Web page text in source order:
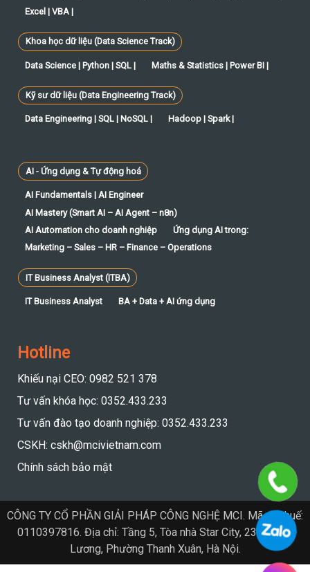
Excel | VBA |
Khoa học dữ liệu (Data Science Track)
Data Science | Python | SQL | Maths & Statistics | Power BI |
Kỹ sư dữ liệu (Data Engineering Track)
Data Engineering | SQL | NoSQL | Hadoop | Spark |
AI - Ứng dụng & Tự động hoá
AI Fundamentals | AI Engineer
AI Mastery (Smart AI – AI Agent – n8n)
AI Automation cho doanh nghiệp
Ứng dụng AI trong:
Marketing – Sales – HR – Finance – Operations
IT Business Analyst (ITBA)
IT Business Analyst BA + Data + AI ứng dụng
Hotline
Khiếu nại CEO: 0982 521 378
Tư vấn khóa học: 0352.433.233
Tư vấn đào tạo doanh nghiệp: 0352.433.233
CSKH: cskh@mcivietnam.com
Chính sách bảo mật
CÔNG TY CỔ PHẦN GIẢI PHÁP CÔNG NGHỆ MCI. Mã số thuế:
0110397816. Địa chỉ: Tầng 5, Tòa nhà Star City, 23 Lê Văn
Lương, Phường Thanh Xuân, Hà Nội.